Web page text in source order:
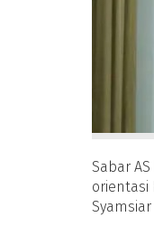
Sabar
orientasi